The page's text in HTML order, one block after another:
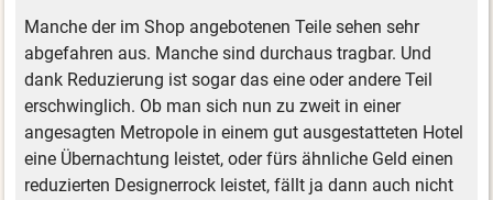
Manche der im Shop angebotenen Teile sehen sehr
abgefahren aus. Manche sind durchaus tragbar. Und
dank Reduzierung ist sogar das eine oder andere Teil
erschwinglich. Ob man sich nun zu zweit in einer
angesagten Metropole in einem gut ausgestatteten Hotel
eine Übernachtung leistet, oder fürs ähnliche Geld einen
reduzierten Designerrock leistet, fällt ja dann auch nicht